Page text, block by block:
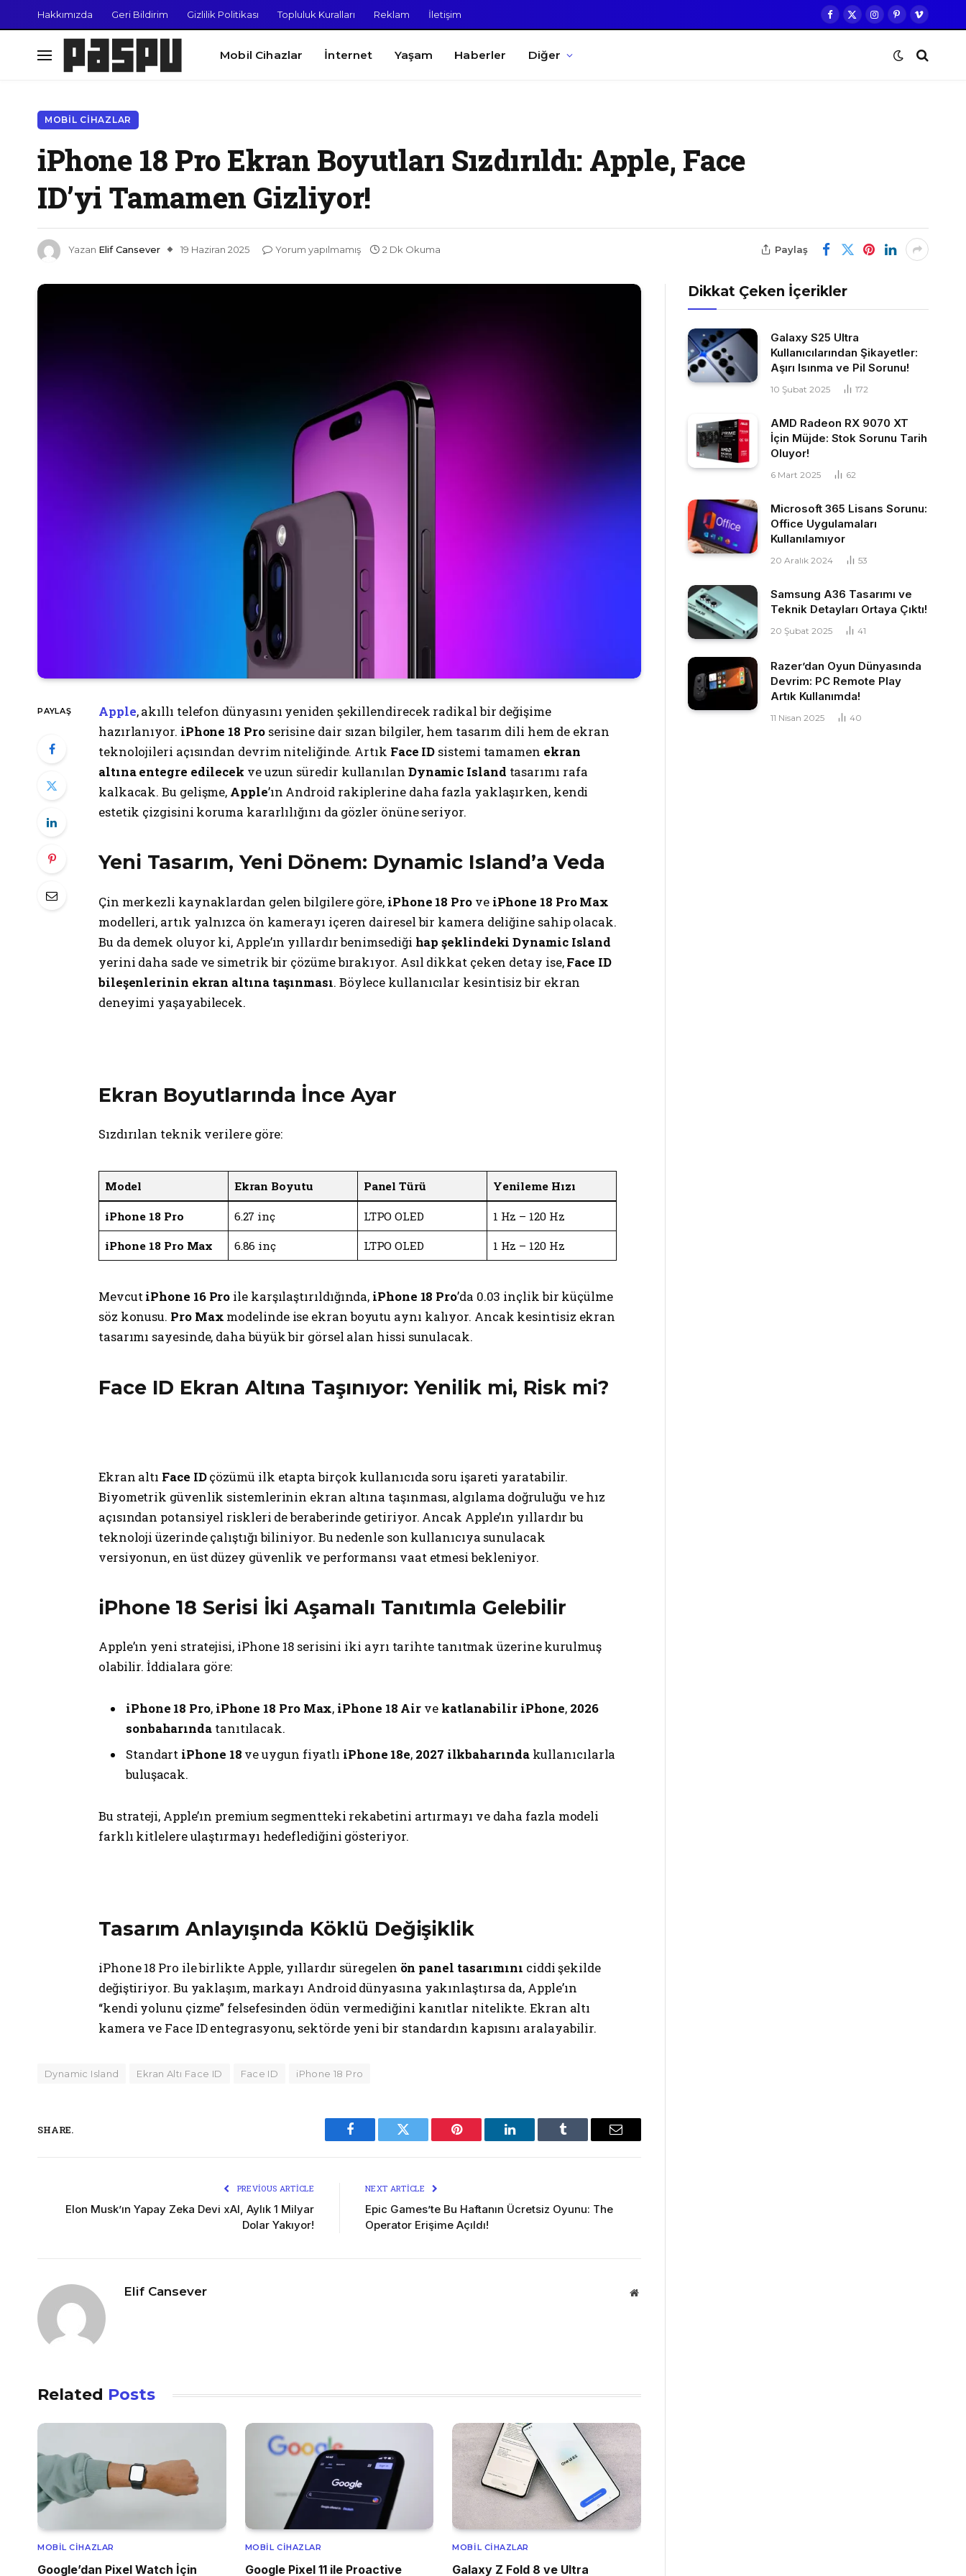
Hakkımızda Geri Bildirim Gizlilik Politikası Topluluk Kuralları Reklam İletişim Facebook
X
Instagram
Pinterest
Vimeo
Mobil Cihazlar İnternet Yaşam Haberler Diğer
MOBIL CIHAZLAR
iPhone 18 Pro Ekran Boyutları Sızdırıldı: Apple, Face
ID’yi Tamamen Gizliyor!
Yazan Elif Cansever 19 Haziran 2025 Yorum yapılmamış 2 Dk Okuma Paylaş
PAYLAŞ Apple, akıllı telefon dünyasını yeniden şekillendirecek radikal bir değişime
hazırlanıyor. iPhone 18 Proserisine dair sızan bilgiler, hem tasarım dili hem de ekran
teknolojileri açısından devrim niteliğinde. Artık Face ID sistemi tamamen ekran
altına entegre edilecek ve uzun süredir kullanılan Dynamic Island tasarımı rafa
kalkacak. Bu gelişme, Apple’ın Android rakiplerine daha fazla yaklaşırken, kendi
estetik çizgisini koruma kararlılığını da gözler önüne seriyor.
Yeni Tasarım, Yeni Dönem: Dynamic Island’a Veda
Çin merkezli kaynaklardan gelen bilgilere göre, iPhone 18 Prove iPhone 18 Pro Max
modelleri, artık yalnızca ön kamerayı içeren dairesel bir kamera deliğine sahip olacak.
Bu da demek oluyor ki, Apple’ın yıllardır benimsediği hap şeklindeki Dynamic Island
yerini daha sade ve simetrik bir çözüme bırakıyor. Asıl dikkat çeken detay ise,Face ID
bileşenlerinin ekran altına taşınması. Böylece kullanıcılar kesintisiz bir ekran
deneyimi yaşayabilecek.
Ekran Boyutlarında İnce Ayar
Sızdırılan teknik verilere göre:
Model Ekran Boyutu Panel Türü Yenileme Hızı
iPhone 18 Pro 6.27 inç LTPO OLED 1 Hz – 120 Hz
iPhone 18 Pro Max 6.86 inç LTPO OLED 1 Hz – 120 Hz
MevcutiPhone 16 Pro ile karşılaştırıldığında, iPhone 18 Pro’da 0.03 inçlik bir küçülme
söz konusu. Pro Max modelinde ise ekran boyutu aynı kalıyor. Ancak kesintisiz ekran
tasarımı sayesinde, daha büyük bir görsel alan hissi sunulacak.
Face ID Ekran Altına Taşınıyor: Yenilik mi, Risk mi?
Ekran altı Face IDçözümü ilk etapta birçok kullanıcıda soru işareti yaratabilir.
Biyometrik güvenlik sistemlerinin ekran altına taşınması, algılama doğruluğu ve hız
açısından potansiyel riskleri de beraberinde getiriyor. Ancak Apple’ın yıllardır bu
teknoloji üzerinde çalıştığı biliniyor. Bu nedenle son kullanıcıya sunulacak
versiyonun, en üst düzey güvenlik ve performansı vaat etmesi bekleniyor.
iPhone 18 Serisi İki Aşamalı Tanıtımla Gelebilir
Apple’ın yeni stratejisi, iPhone 18 serisini iki ayrı tarihte tanıtmak üzerine kurulmuş
olabilir. İddialara göre:
iPhone 18 Pro, iPhone 18 Pro Max, iPhone 18 Air ve katlanabilir iPhone, 2026
sonbaharında tanıtılacak.
Standart iPhone 18 ve uygun fiyatlı iPhone 18e, 2027 ilkbaharındakullanıcılarla
buluşacak.
Bu strateji, Apple’ın premium segmentteki rekabetini artırmayı ve daha fazla modeli
farklı kitlelere ulaştırmayı hedeflediğini gösteriyor.
Tasarım Anlayışında Köklü Değişiklik
iPhone 18 Pro ile birlikte Apple, yıllardır süregelen ön panel tasarımını ciddi şekilde
değiştiriyor. Bu yaklaşım, markayı Android dünyasına yakınlaştırsa da, Apple’ın
“kendi yolunu çizme” felsefesinden ödün vermediğini kanıtlar nitelikte. Ekran altı
kamera ve Face ID entegrasyonu, sektörde yeni bir standardın kapısını aralayabilir.
Dynamic Island Ekran Altı Face ID Face ID iPhone 18 Pro
SHARE.
Facebook Twitter Pinterest LinkedIn Tumblr Email
PREVIOUS ARTICLE
Elon Musk’ın Yapay Zeka Devi xAI, Aylık 1 Milyar
Dolar Yakıyor!
NEXT ARTICLE
Epic Games’te Bu Haftanın Ücretsiz Oyunu: The
Operator Erişime Açıldı!
Elif Cansever Website
Related Posts
MOBIL CIHAZLAR
Google’dan Pixel Watch İçin
MOBIL CIHAZLAR
Google Pixel 11 ile Proactive
MOBIL CIHAZLAR
Galaxy Z Fold 8 ve Ultra
Dikkat Çeken İçerikler
Galaxy S25 Ultra
Kullanıcılarından Şikayetler:
Aşırı Isınma ve Pil Sorunu!
10 Şubat 2025 172
AMD Radeon RX 9070 XT
İçin Müjde: Stok Sorunu Tarih
Oluyor!
6 Mart 2025 62
Microsoft 365 Lisans Sorunu:
Office Uygulamaları
Kullanılamıyor
20 Aralık 2024 53
Samsung A36 Tasarımı ve
Teknik Detayları Ortaya Çıktı!
20 Şubat 2025 41
Razer’dan Oyun Dünyasında
Devrim: PC Remote Play
Artık Kullanımda!
11 Nisan 2025 40